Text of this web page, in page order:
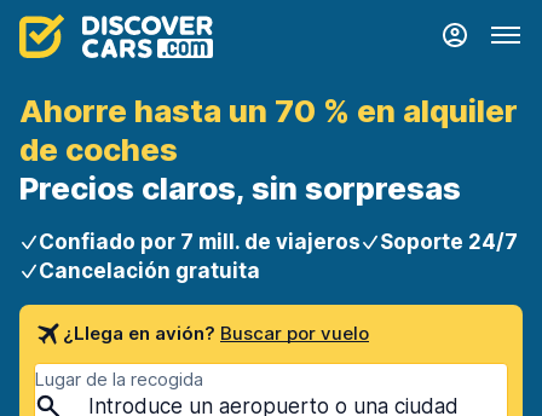
Ahorre hasta un 70 % en alquiler
de coches
Precios claros, sin sorpresas
Confiado por 7 mill. de viajeros
Soporte 24/7
Cancelación gratuita
¿Llega en avión? Buscar por vuelo
Lugar de la recogida